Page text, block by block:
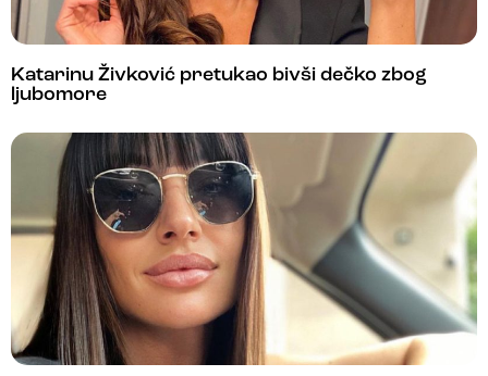
Katarinu Živković pretukao bivši dečko zbog
ljubomore